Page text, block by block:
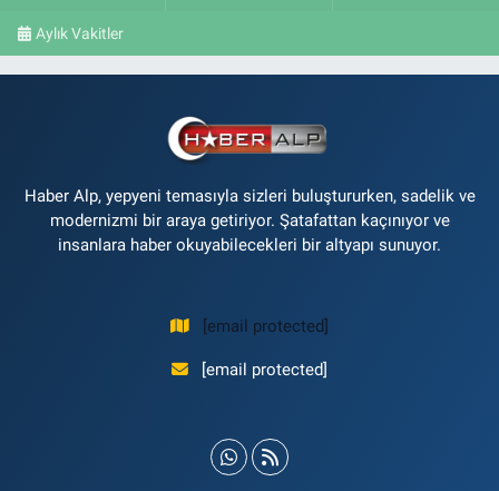
Aylık Vakitler
Haber Alp, yepyeni temasıyla sizleri buluştururken, sadelik ve
modernizmi bir araya getiriyor. Şatafattan kaçınıyor ve
insanlara haber okuyabilecekleri bir altyapı sunuyor.
[email protected]
[email protected]